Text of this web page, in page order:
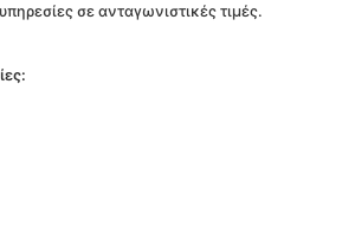
σε ανταγωνιστικές τιμές.